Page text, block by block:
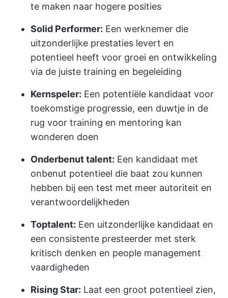
te maken naar hogere posities
Solid Performer: Een werknemer die
uitzonderlijke prestaties levert en
potentieel heeft voor groei en ontwikkeling
via de juiste training en begeleiding
Kernspeler: Een potentiële kandidaat voor
toekomstige progressie, een duwtje in de
rug voor training en mentoring kan
wonderen doen
Onderbenut talent: Een kandidaat met
onbenut potentieel die baat zou kunnen
hebben bij een test met meer autoriteit en
verantwoordelijkheden
Toptalent: Een uitzonderlijke kandidaat en
een consistente presteerder met sterk
kritisch denken en people management
vaardigheden
Rising Star: Laat een groot potentieel zien,